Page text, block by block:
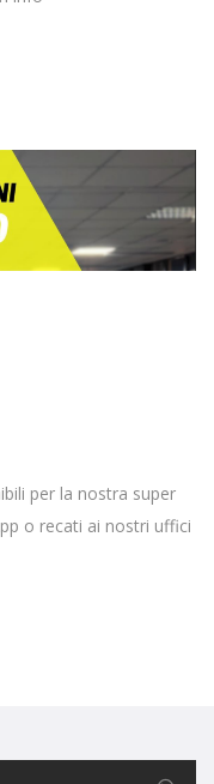
per la nostra super
o recati ai nostri uffici